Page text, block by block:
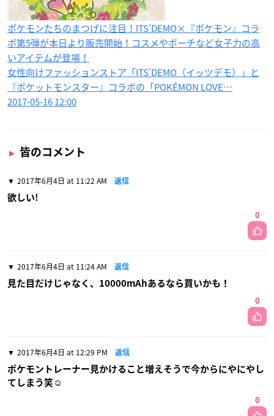
ポケモンたちのまつげに注目！ITS’DEMO×『ポケモン』コラ
ボ第5弾が本日より販売開始！コスメやポーチなど女子力の高
いアイテムが登場！
女性向けファッションストア「ITS’DEMO（イッツデモ）」と
『ポケットモンスター』コラボの「POKÉMON LOVE…
2017-05-16 12:00
皆のコメント
2017年6月4日 at 11:22 AM 返信
欲しい!
0
2017年6月4日 at 11:24 AM 返信
見た目だけじゃなく、10000mAhあるなら買いかも！
0
2017年6月4日 at 12:29 PM 返信
ポケモントレーナー見かけること増えそうで今からにやにやし
てしまう笑☺️
0